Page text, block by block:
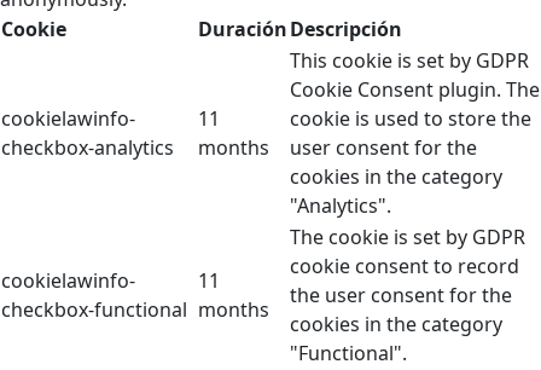
Cookie
DuraciónDescripción
cookielawinfo-
checkbox-analytics
11
months
This cookie is set by GDPR
Cookie Consent plugin. The
cookie is used to store the
user consent for the
cookies in the category
"Analytics".
cookielawinfo-
checkbox-functional
11
months
The cookie is set by GDPR
cookie consent to record
the user consent for the
cookies in the category
"Functional".